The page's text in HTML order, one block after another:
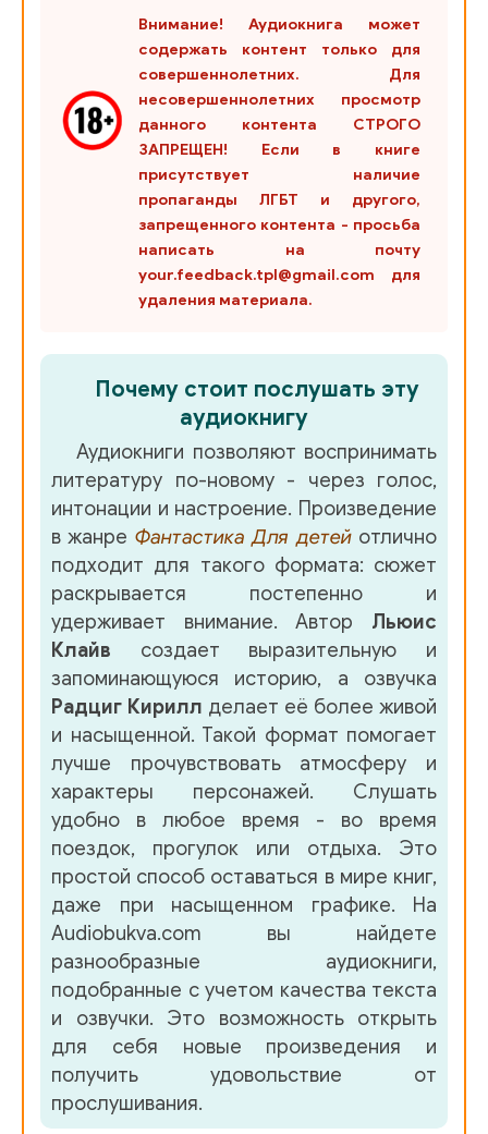
Внимание! Аудиокнига может
содержать контент только для
совершеннолетних. Для
несовершеннолетних просмотр
данного контента СТРОГО
ЗАПРЕЩЕН! Если в книге
присутствует наличие
пропаганды ЛГБТ и другого,
запрещенного контента - просьба
написать на почту
your.feedback.tpl@gmail.com для
удаления материала.
Почему стоит послушать эту
аудиокнигу
Аудиокниги позволяют воспринимать
литературу по-новому - через голос,
интонации и настроение. Произведение
в жанре Фантастика Для детейотлично
подходит для такого формата: сюжет
раскрывается постепенно и
удерживает внимание. Автор Льюис
Клайв создает выразительную и
запоминающуюся историю, а озвучка
Радциг Кирилл делает её более живой
и насыщенной. Такой формат помогает
лучше прочувствовать атмосферу и
характеры персонажей. Слушать
удобно в любое время - во время
поездок, прогулок или отдыха. Это
простой способ оставаться в мире книг,
даже при насыщенном графике. На
Audiobukva.com вы найдете
разнообразные аудиокниги,
подобранные с учетом качества текста
и озвучки. Это возможность открыть
для себя новые произведения и
получить удовольствие от
прослушивания.